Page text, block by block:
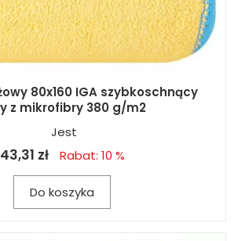
80x160 IGA szybkoschnący
z mikrofibry 380 g/m2
Jest
43,31 zł Rabat: 10 %
Do koszyka